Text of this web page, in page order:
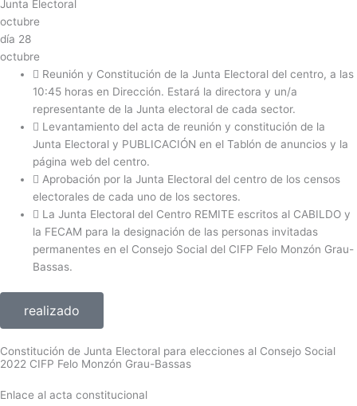
Junta Electoral
octubre
día 28
octubre
Reunión y Constitución de la Junta Electoral del centro, a las
10:45 horas en Dirección. Estará la directora y un/a
representante de la Junta electoral de cada sector.
Levantamiento del acta de reunión y constitución de la
Junta Electoral y PUBLICACIÓN en el Tablón de anuncios y la
página web del centro.
Aprobación por la Junta Electoral del centro de los censos
electorales de cada uno de los sectores.
La Junta Electoral del Centro REMITE escritos al CABILDO y
la FECAM para la designación de las personas invitadas
permanentes en el Consejo Social del CIFP Felo Monzón Grau-
Bassas.
realizado
Constitución de Junta Electoral para elecciones al Consejo Social
2022 CIFP Felo Monzón Grau-Bassas
Enlace al acta constitucional